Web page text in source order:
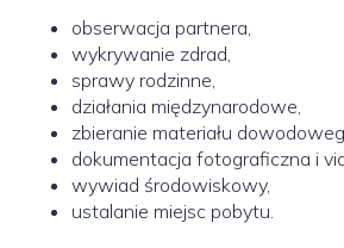
obserwacja partnera,
wykrywanie zdrad,
sprawy rodzinne,
działania międzynarodowe,
zbieranie materiału
dokumentacja fotograficzna i
wywiad środowiskowy,
ustalanie miejsc pobytu.